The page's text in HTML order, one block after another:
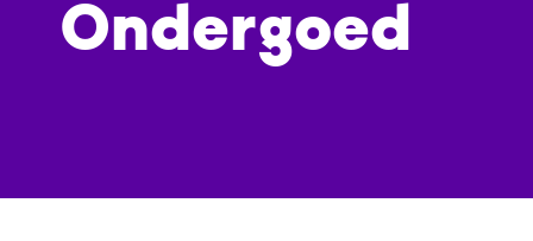
Ondergoed